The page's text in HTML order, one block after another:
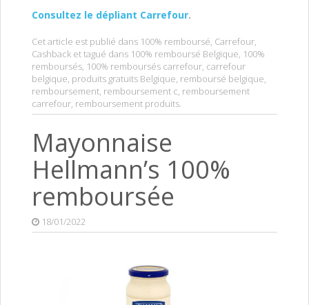
Consultez le dépliant Carrefour.
Cet article est publié dans 100% remboursé, Carrefour,
Cashback et tagué dans 100% remboursé Belgique, 100%
remboursés, 100% remboursés carrefour, carrefour
belgique, produits gratuits Belgique, remboursé belgique,
remboursement, remboursement c, remboursement
carrefour, remboursement produits.
Mayonnaise
Hellmann’s 100%
remboursée
18/01/2022